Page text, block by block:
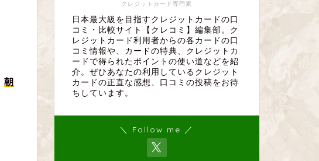
朝
クレジットカード専門家
日本最大級を目指すクレジットカードの口
コミ・比較サイト【クレコミ】編集部。ク
レジットカード利用者からの各カードの口
コミ情報や、カードの特典、クレジットカ
ードで得られたポイントの使い道などを紹
介。ぜひあなたの利用しているクレジット
カードの正直な感想、口コミの投稿をお待
ちしています。
＼ Follow me ／